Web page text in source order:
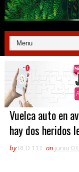
Vuelca auto en
hay dos heridos
by RED 113 on junio